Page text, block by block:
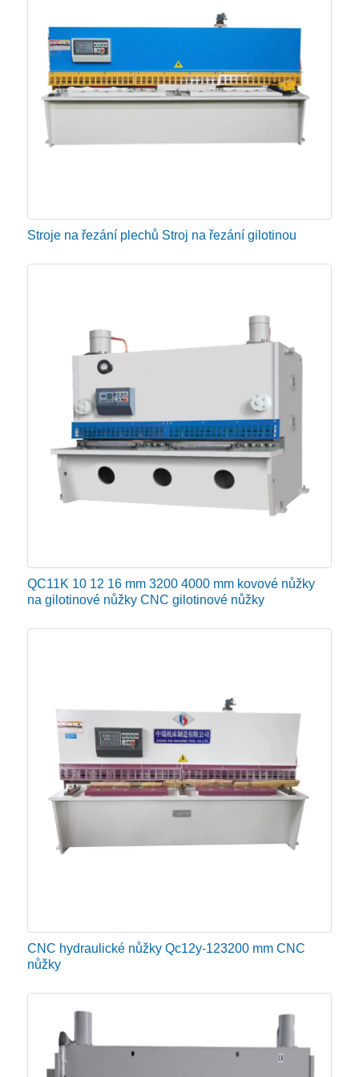
Často kontrolujte mezeru mezi čepelí a upravte
mezeru podle tloušťky různých materiálů;
Čepel musí být udržována ostrá a na povrchu řezu
nesmí být jizva, šev řezaný plynem a vyčnívající otřepy.
Pokud zjistíte abnormální hluk nebo jev přehřívání
Nestříhejte proužky, aby nedošlo k poškození stroje.
Velikost řezu nejužšího listu nesmí být menší než 40
Poznámka: střižná tloušťka plechových nůžek se
vztahuje k materiálu ocelového plechu Q235 (pevnost
ve smyku 450 Mpa), tloušťka plechu tahové pevnosti
se zvyšuje, maximální řezná tloušťka klesá. U
hydraulického nůžkového stroje s maximální tloušťkou
zatímco pro schopnost řezání 8 mm ocelového
plechu Q235 je tloušťka desky Q345 6 mm.
Stroje na řezání plechů Stroj na řezání gilotinou
QC11K 10 12 16 mm 3200 4000 mm kovové nůžky
na gilotinové nůžky CNC gilotinové nůžky
CNC hydraulické nůžky Qc12y-123200 mm CNC
nůžky